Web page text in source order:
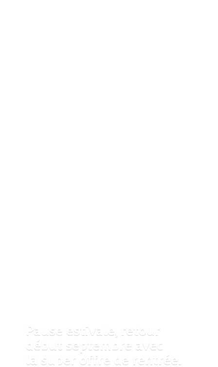
Pause estivale, retour
début septembre avec
la super offre de rentrée.